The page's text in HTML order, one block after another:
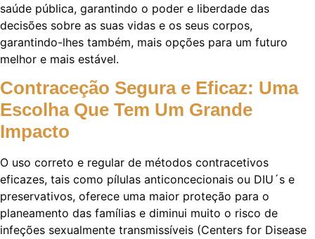
saúde pública, garantindo o poder e liberdade das
decisões sobre as suas vidas e os seus corpos,
garantindo-lhes também, mais opções para um futuro
melhor e mais estável.
Contraceção Segura e Eficaz: Uma
Escolha Que Tem Um Grande
Impacto
O uso correto e regular de métodos contracetivos
eficazes, tais como pílulas anticoncecionais ou DIU´s e
preservativos, oferece uma maior proteção para o
planeamento das famílias e diminui muito o risco de
infeções sexualmente transmissíveis (Centers for Disease